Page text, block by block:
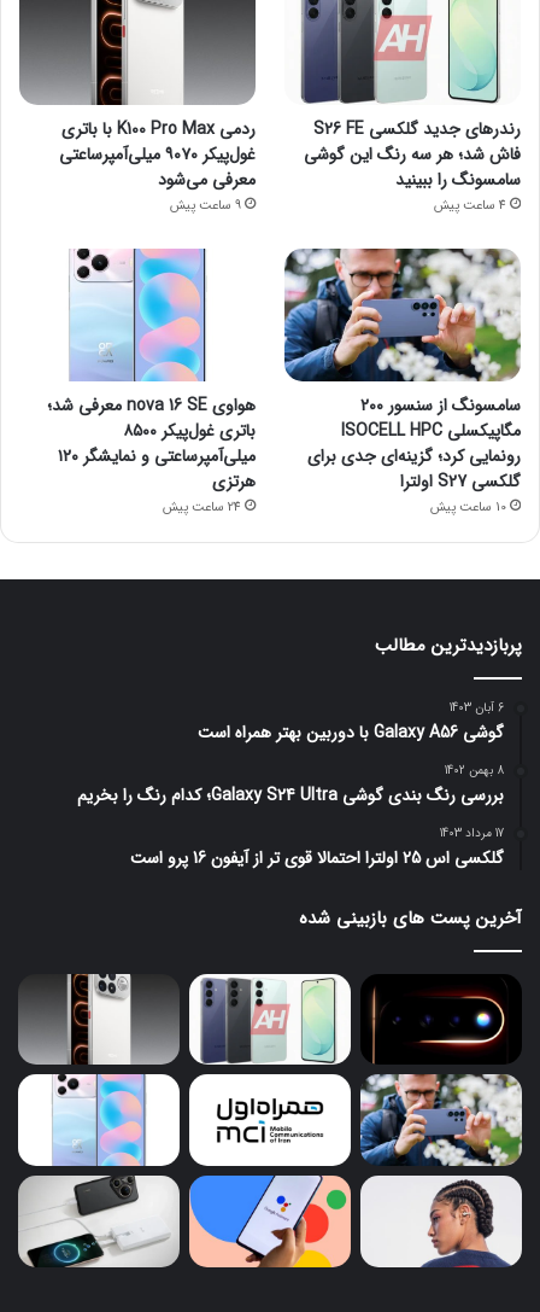
رندرهای جدید گلکسی S26 FE
فاش شد؛ هر سه رنگ این گوشی
سامسونگ را ببینید
4 ساعت پیش
ردمی K100 Pro Max با باتری
غول‌پیکر ۹۰۷۰ میلی‌آمپرساعتی
معرفی می‌شود
9 ساعت پیش
سامسونگ از سنسور ۲۰۰
مگاپیکسلی ISOCELL HPC
رونمایی کرد؛ گزینه‌ای جدی برای
گلکسی S27 اولترا
10 ساعت پیش
هواوی nova 16 SE معرفی شد؛
باتری غول‌پیکر ۸۵۰۰
میلی‌آمپرساعتی و نمایشگر ۱۲۰
هرتزی
24 ساعت پیش
پربازدیدترین مطالب
6 آبان 1403
گوشی Galaxy A56 با دوربین بهتر همراه است
8 بهمن 1402
بررسی رنگ بندی گوشی Galaxy S24 Ultra؛ کدام رنگ را بخریم
17 مرداد 1403
گلکسی اس 25 اولترا احتمالا قوی تر از آیفون 16 پرو است
آخرین پست های بازبینی شده